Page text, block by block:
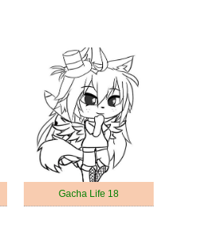
Gacha Life 18